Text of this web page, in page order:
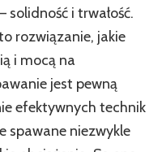
solidność i trwałość.
rozwiązanie, jakie
i mocą na
jest pewną
efektywnych technik
spawane niezwykle